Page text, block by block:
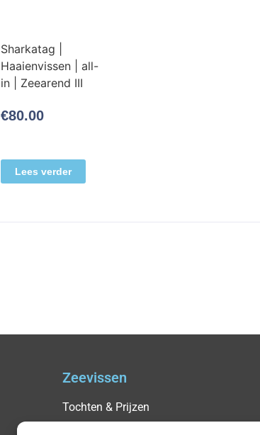
Sharkatag |
Haaienvissen | all-
in | Zeearend III
€80.00
Lees verder
Zeevissen
Tochten & Prijzen